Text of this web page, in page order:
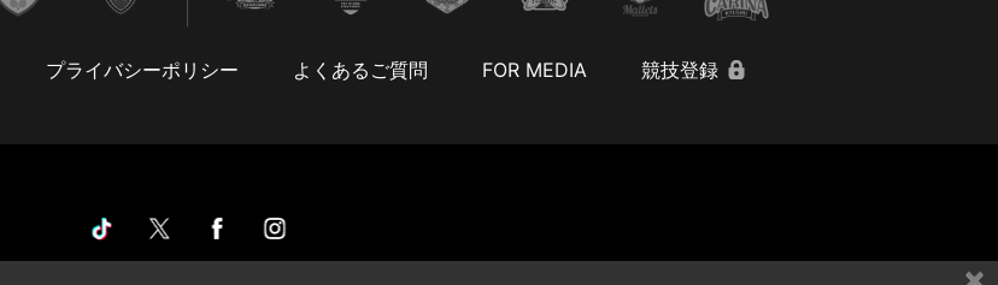
プライバシーポリシー よくあるご質問 FOR MEDIA 競技登録